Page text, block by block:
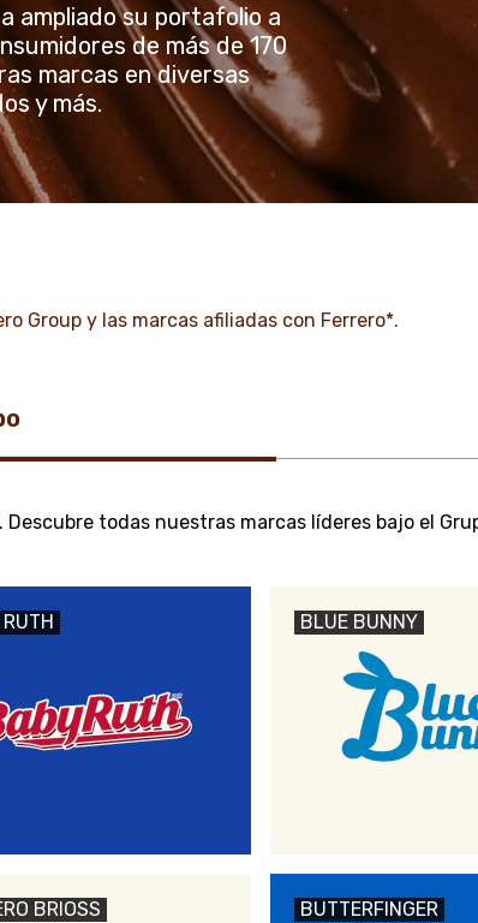
ampliado su portafolio a
de más de 170
marcas en diversas
y más.
Group y las marcas afiliadas con Ferrero*.
todas nuestras marcas líderes bajo el
BLUE BUNNY
BRIOSS BUTTERFINGER